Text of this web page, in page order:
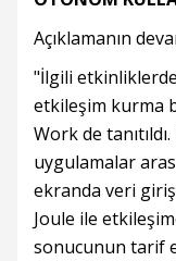
Açıklamanın
"İlgili etkinliklerde
etkileşim kurma
Work de
uygulamalar
ekranda veri
Joule ile
sonucunun tarif